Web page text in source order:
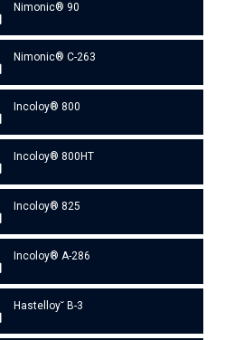
Nimonic® 90
Nimonic® C-263
Incoloy® 800
Incoloy® 800HT
Incoloy® 825
Incoloy® A-286
Hastelloy˘ B-3